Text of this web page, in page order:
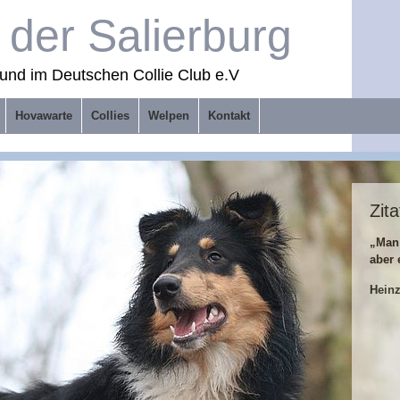
Salierburg
im Deutschen Collie Club e.V
Hovawarte Collies Welpen Kontakt
aber